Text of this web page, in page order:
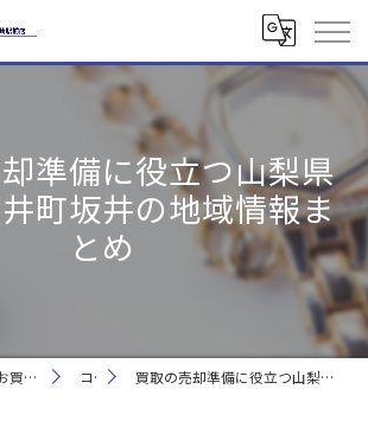
準備に役立つ山梨県
町坂井の地域情報ま
とめ
山梨県韮崎市のお買取なら買取大吉 韮崎駅前店 コラム 買取の売却準備に役立つ山梨県韮崎市藤井町坂井の地域情報まとめ